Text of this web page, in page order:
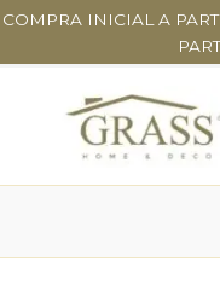
Ir
contenido
COMPRA INICIAL A